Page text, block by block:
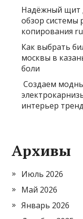
Надёжный щит
обзор системы
копирования
Как выбрать
москвы в
боли
Создаем
интерьер
Архивы
Июль 2026
Май 2026
Январь 2026